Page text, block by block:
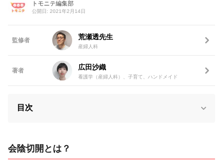
トモニテ編集部
公開日: 2021年2月14日
監修者 荒瀬透先生
産婦人科
著者 広田沙織
看護学（産婦人科）、子育て、ハンドメイド
目次
会陰切開とは？